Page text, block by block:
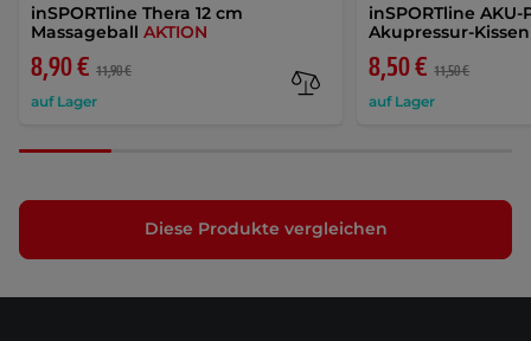
inSPORTline Thera 12 cm
Massageball AKTION
8,90 € 11,90 €
auf Lager
inSPORTline AKU-
Akupressur-
8,50 € 11,50 €
auf Lager
Diese Produkte vergleichen